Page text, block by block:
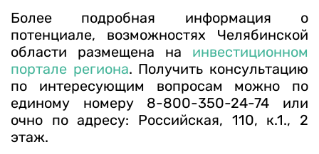
Более подробная информация о
потенциале, возможностях Челябинской
области размещена на инвестиционном
портале региона. Получить консультацию
по интересующим вопросам можно по
единому номеру 8-800-350-24-74 или
очно по адресу: Российская, 110, к.1., 2
этаж.